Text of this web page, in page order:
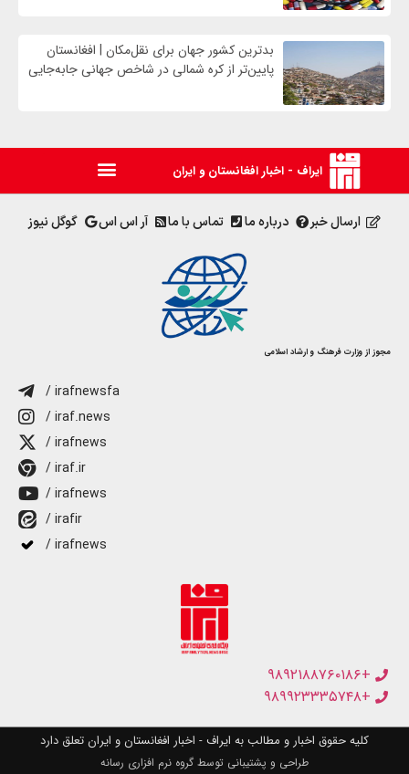
بدترین کشور جهان برای نقل‌مکان | افغانستان
پایین‌تر از کره شمالی در شاخص جهانی جابه‌جایی
ایراف - اخبار افغانستان و ایران
ارسال خبر درباره ما تماس با ما آر اس اس گوگل نیوز
مجوز از وزارت فرهنگ و ارشاد اسلامی
/ irafnewsfa
/ iraf.news
/ irafnews
/ iraf.ir
/ irafnews
/ irafir
/ irafnews
+۹۸۹۲۱۸۸۷۶۰۱۸۶
+۹۸۹۹۲۳۳۳۵۷۴۸
کلیه حقوق اخبار و مطالب به ایراف - اخبار افغانستان و ایران تعلق دارد
طراحی و پشتیبانی توسط گروه نرم افزاری رسانه